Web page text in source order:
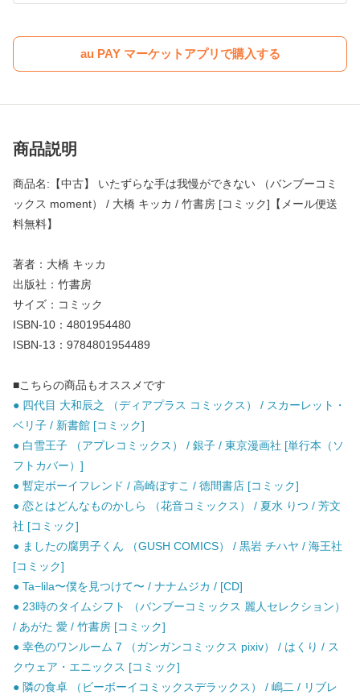
au PAY マーケットアプリで購入する
商品説明
商品名:【中古】 いたずらな手は我慢ができない （バンブーコミ
ックス moment） / 大橋 キッカ / 竹書房 [コミック]【メール便送
料無料】
著者：大橋 キッカ
出版社：竹書房
サイズ：コミック
ISBN-10：4801954480
ISBN-13：9784801954489
■こちらの商品もオススメです
● 四代目 大和辰之 （ディアプラス コミックス） / スカーレット・
ベリ子 / 新書館 [コミック]
● 白雪王子 （アプレコミックス） / 銀子 / 東京漫画社 [単行本（ソ
フトカバー）]
● 暫定ボーイフレンド / 高崎ぼすこ / 徳間書店 [コミック]
● 恋とはどんなものかしら （花音コミックス） / 夏水 りつ / 芳文
社 [コミック]
● ましたの腐男子くん （GUSH COMICS） / 黒岩 チハヤ / 海王社
[コミック]
● Ta−lila〜僕を見つけて〜 / ナナムジカ / [CD]
● 23時のタイムシフト （バンブーコミックス 麗人セレクション）
/ あがた 愛 / 竹書房 [コミック]
● 幸色のワンルーム 7 （ガンガンコミックス pixiv） / はくり / ス
クウェア・エニックス [コミック]
● 隣の食卓 （ビーボーイコミックスデラックス） / 嶋二 / リブレ